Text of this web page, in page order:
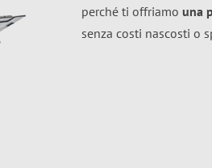
perché ti offriamo una
senza costi nascosti o